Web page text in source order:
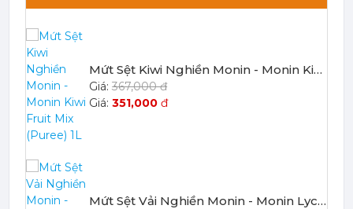
Mứt Sệt Kiwi Nghiền Monin - Monin Kiwi Fruit Mix (Puree) 1L
367,000 đ
351,000 đ
Mứt Sệt Vải Nghiền Monin - Monin Lychee Fruit Mix (Puree) 1L